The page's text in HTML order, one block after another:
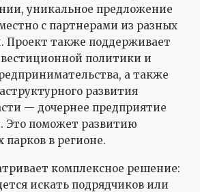
уникальное предложение
с партнерами из разных
Проект также поддерживает
политики и
а также
развития
— дочернее предприятие
Это поможет развитию
в регионе.
комплексное решение:
искать подрядчиков или